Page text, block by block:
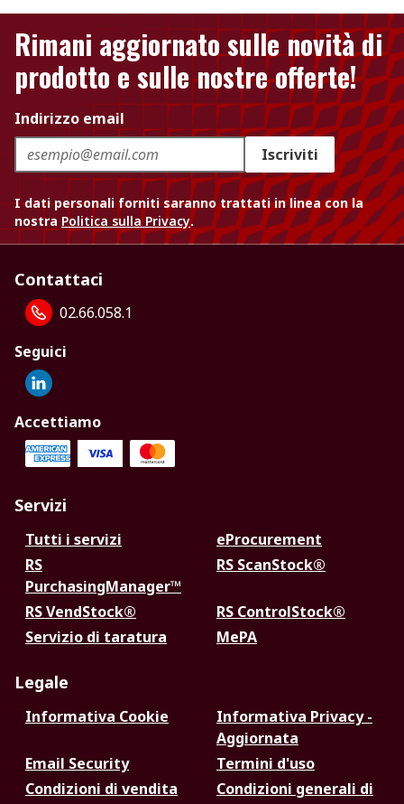
Rimani aggiornato sulle novità di
prodotto e sulle nostre offerte!
Indirizzo email
Iscriviti
I dati personali forniti saranno trattati in linea con la
nostra Politica sulla Privacy.
Contattaci
02.66.058.1
Seguici
Accettiamo
Servizi
Tutti i servizi
eProcurement
RS
PurchasingManager™
RS ScanStock®
RS VendStock®
RS ControlStock®
Servizio di taratura
MePA
Legale
Informativa Cookie
Informativa Privacy -
Aggiornata
Email Security
Termini d'uso
Condizioni di vendita
Condizioni generali di